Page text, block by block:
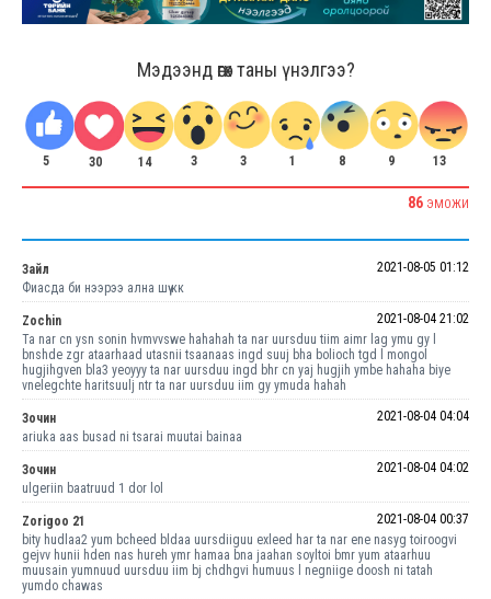
Мэдээнд өгөх таны үнэлгээ?
5 30 14 3 3 1 8 9 13
86 ЭМОЖИ
Зайл
2021-08-05 01:12
Фиасда би нээрээ ална шүү кк
Zochin
2021-08-04 21:02
Ta nar cn ysn sonin hvmvvswe hahahah ta nar uursduu tiim aimr lag ymu gy l
bnshde zgr ataarhaad utasnii tsaanaas ingd suuj bha bolioch tgd l mongol
hugjihgven bla3 yeoyyy ta nar uursduu ingd bhr cn yaj hugjih ymbe hahaha biye
vnelegchte haritsuulj ntr ta nar uursduu iim gy ymuda hahah
Зочин
2021-08-04 04:04
ariuka aas busad ni tsarai muutai bainaa
Зочин
2021-08-04 04:02
ulgeriin baatruud 1 dor lol
Zorigoo 21
2021-08-04 00:37
bity hudlaa2 yum bcheed bldaa uursdiiguu exleed har ta nar ene nasyg toiroogvi
gejvv hunii hden nas hureh ymr hamaa bna jaahan soyltoi bmr yum ataarhuu
muusain yumnuud uursduu iim bj chdhgvi humuus l negniige doosh ni tatah
yumdo chawas